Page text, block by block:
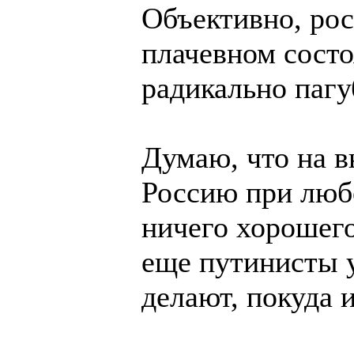
Объективно,
плачевном
радикально
Думаю, что на
Россию при
ничего
еще путинисты
делают, покуда